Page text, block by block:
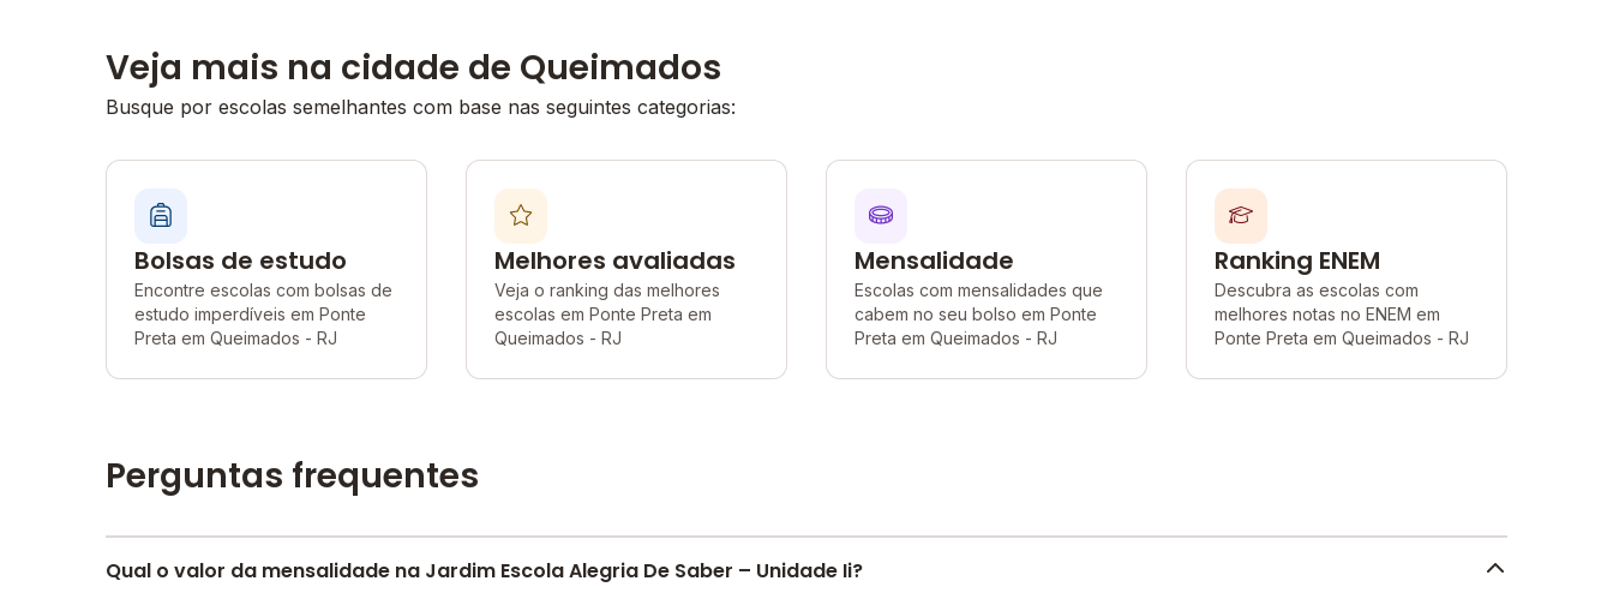
Veja mais na cidade de Queimados
Busque por escolas semelhantes com base nas seguintes categorias:
Bolsas de estudo
Encontre escolas com bolsas de
estudo imperdíveis em Ponte
Preta em Queimados - RJ
Melhores avaliadas
Veja o ranking das melhores
escolas em Ponte Preta em
Queimados - RJ
Mensalidade
Escolas com mensalidades que
cabem no seu bolso em Ponte
Preta em Queimados - RJ
Ranking ENEM
Descubra as escolas com
melhores notas no ENEM em
Ponte Preta em Queimados - RJ
Perguntas frequentes
Qual o valor da mensalidade na Jardim Escola Alegria De Saber – Unidade Ii?